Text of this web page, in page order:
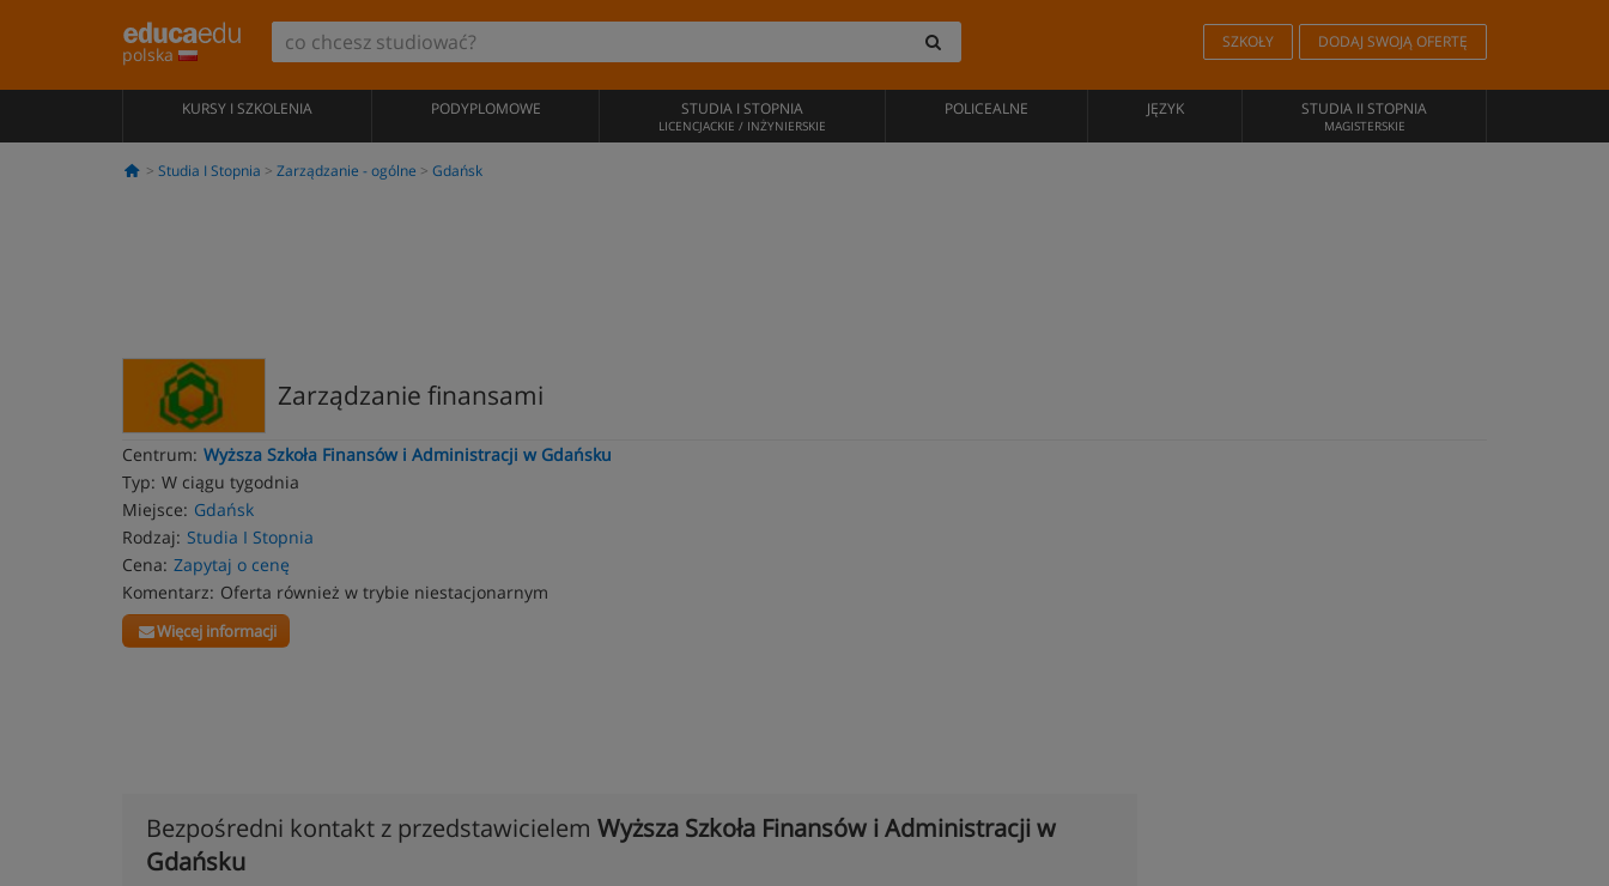
polska
SZKOŁY DODAJ SWOJĄ OFERTĘ
KURSY I SZKOLENIA PODYPLOMOWE STUDIA I STOPNIA
LICENCJACKIE / INŻYNIERSKIE
POLICEALNE JĘZYK STUDIA II STOPNIA
MAGISTERSKIE
Studia I Stopnia Zarządzanie - ogólne Gdańsk
Zarządzanie finansami
Centrum: Wyższa Szkoła Finansów i Administracji w Gdańsku
Typ: W ciągu tygodnia
Miejsce: Gdańsk
Rodzaj: Studia I Stopnia
Cena: Zapytaj o cenę
Komentarz: Oferta również w trybie niestacjonarnym
Więcej informacji
Bezpośredni kontakt z przedstawicielem Wyższa Szkoła Finansów i Administracji w
Gdańsku